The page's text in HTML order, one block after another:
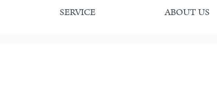
SERVICE ABOUT US